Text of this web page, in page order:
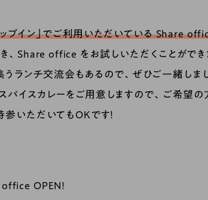
プイン」でご利用いただいている Share
、Share office をお試しいただくことができ
ランチ交流会もあるので、ぜひご一緒しまし
パイスカレーをご用意しますので、ご希望
いただいてもOKです！
OPEN!